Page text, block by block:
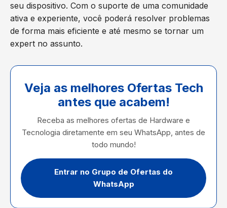
seu dispositivo. Com o suporte de uma comunidade
ativa e experiente, você poderá resolver problemas
de forma mais eficiente e até mesmo se tornar um
expert no assunto.
Veja as melhores Ofertas Tech
antes que acabem!
Receba as melhores ofertas de Hardware e
Tecnologia diretamente em seu WhatsApp, antes de
todo mundo!
Entrar no Grupo de Ofertas do
WhatsApp